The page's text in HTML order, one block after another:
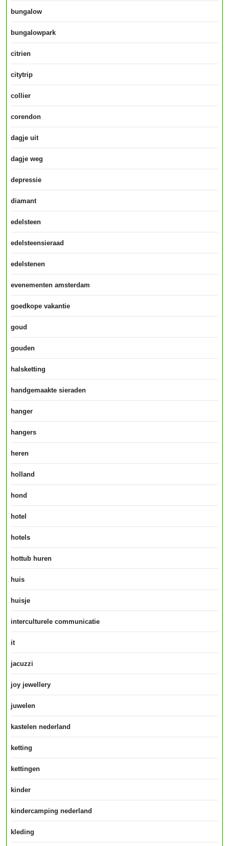
bungalow
bungalowpark
citrien
citytrip
collier
corendon
dagje uit
dagje weg
depressie
diamant
edelsteen
edelsteensieraad
edelstenen
evenementen amsterdam
goedkope vakantie
goud
gouden
halsketting
handgemaakte sieraden
hanger
hangers
heren
holland
hond
hotel
hotels
hottub huren
huis
huisje
interculturele communicatie
it
jacuzzi
joy jewellery
juwelen
kastelen nederland
ketting
kettingen
kinder
kindercamping nederland
kleding